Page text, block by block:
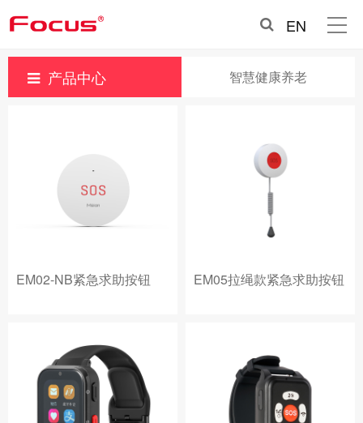
EN
产品中心 智慧健康养老
EM02-NB紧急求助按钮 EM05拉绳款紧急求助按钮